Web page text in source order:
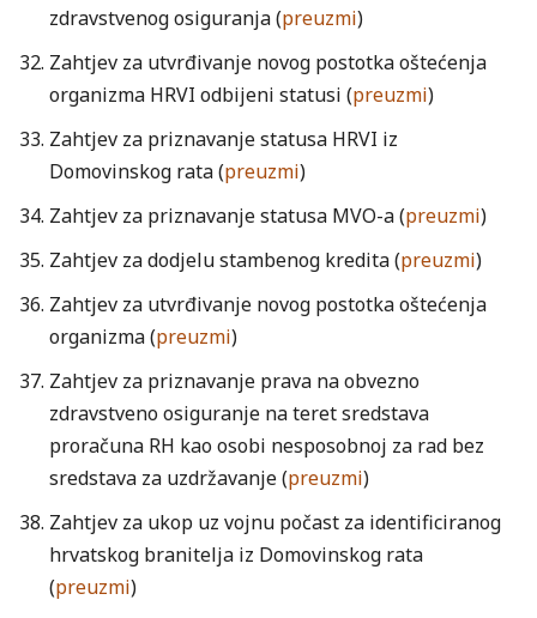
zdravstvenog osiguranja (preuzmi)
Zahtjev za utvrđivanje novog postotka oštećenja
organizma HRVI odbijeni statusi (preuzmi)
Zahtjev za priznavanje statusa HRVI iz
Domovinskog rata (preuzmi)
Zahtjev za priznavanje statusa MVO-a (preuzmi)
Zahtjev za dodjelu stambenog kredita (preuzmi)
Zahtjev za utvrđivanje novog postotka oštećenja
organizma (preuzmi)
Zahtjev za priznavanje prava na obvezno
zdravstveno osiguranje na teret sredstava
proračuna RH kao osobi nesposobnoj za rad bez
sredstava za uzdržavanje (preuzmi)
Zahtjev za ukop uz vojnu počast za identificiranog
hrvatskog branitelja iz Domovinskog rata
(preuzmi)